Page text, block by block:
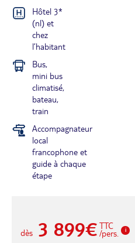
Hôtel 3*
(nl) et
chez
l’habitant
Bus,
mini bus
climatisé,
bateau,
train
Accompagnateur
local
francophone et
guide à chaque
étape
dès 3 899€ TTC
/pers.